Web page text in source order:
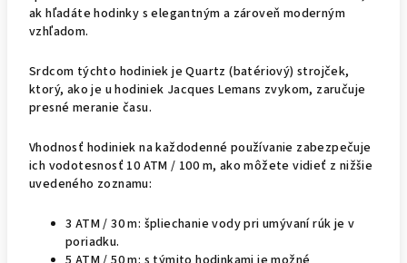
ak hľadáte hodinky s elegantným a zároveň moderným
vzhľadom.
Srdcom týchto hodiniek je Quartz (batériový) strojček,
ktorý, ako je u hodiniek Jacques Lemans zvykom, zaručuje
presné meranie času.
Vhodnosť hodiniek na každodenné používanie zabezpečuje
ich vodotesnosť 10 ATM / 100 m, ako môžete vidieť z nižšie
uvedeného zoznamu:
3 ATM / 30 m: špliechanie vody pri umývaní rúk je v
poriadku.